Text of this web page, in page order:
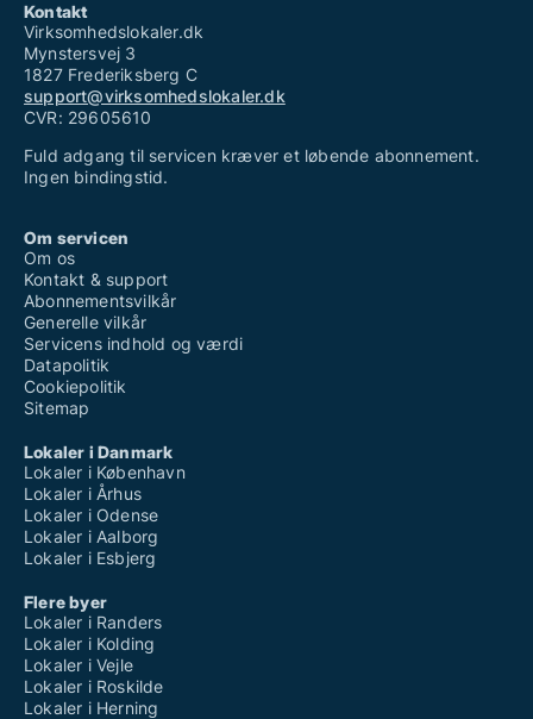
Kontakt
Virksomhedslokaler.dk
Mynstersvej 3
1827 Frederiksberg C
support@virksomhedslokaler.dk
CVR: 29605610
Fuld adgang til servicen kræver et løbende abonnement.
Ingen bindingstid.
Om servicen
Om os
Kontakt & support
Abonnementsvilkår
Generelle vilkår
Servicens indhold og værdi
Datapolitik
Cookiepolitik
Sitemap
Lokaler i Danmark
Lokaler i København
Lokaler i Århus
Lokaler i Odense
Lokaler i Aalborg
Lokaler i Esbjerg
Flere byer
Lokaler i Randers
Lokaler i Kolding
Lokaler i Vejle
Lokaler i Roskilde
Lokaler i Herning